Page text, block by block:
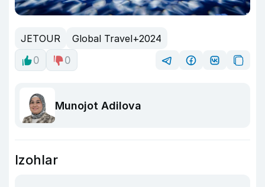
JETOUR
Global Travel+2024
0
0
Munojot Adilova
Izohlar